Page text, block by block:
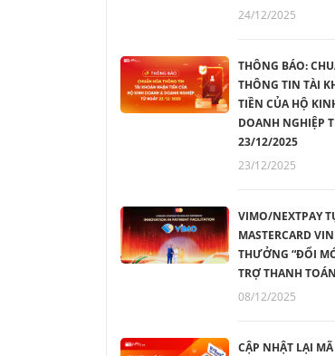
24/12/2025
THÔNG BÁO:
THÔNG TIN TÀI
TIỀN CỦA HỘ
DOANH NGHIỆP
23/12/2025
23/12/2025
VIMO/NEXTPAY
MASTERCARD
THƯỞNG “ĐỔI
TRỢ THANH
08/12/2025
CẬP NHẬT LẠI